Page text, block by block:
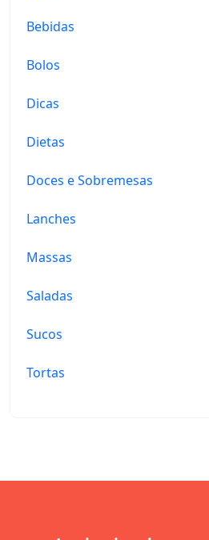
Bebidas
Bolos
Dicas
Dietas
Doces e Sobremesas
Lanches
Massas
Saladas
Sucos
Tortas